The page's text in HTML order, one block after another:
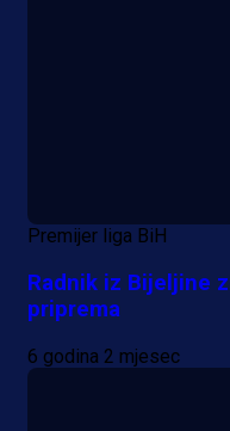
Premijer liga BiH
Radnik iz Bijeljine
priprema
6 godina 2 mjesec